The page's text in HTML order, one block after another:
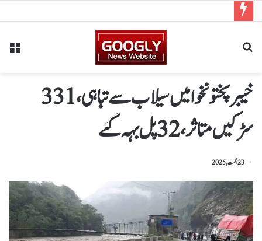
خیبرپختونخوا میں سیلاب سے تباہی، 331
سڑکیں متاثر، 32 پل بہہ گئے
23 اگست, 2025